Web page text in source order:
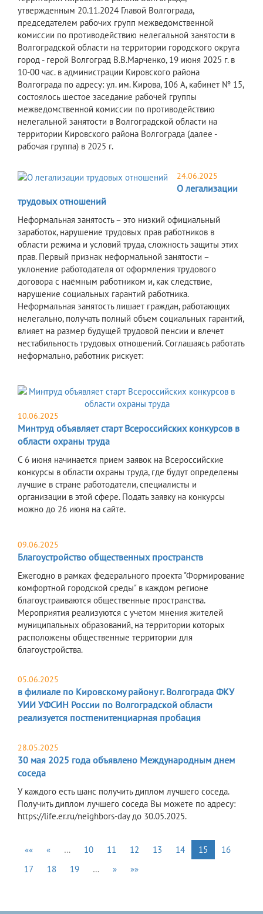
утвержденным 20.11.2024 Главой Волгограда,
председателем рабочих групп межведомственной
комиссии по противодействию нелегальной занятости в
Волгоградской области на территории городского округа
город - герой Волгоград В.В.Марченко, 19 июня 2025 г. в
10-00 час. в администрации Кировского района
Волгограда по адресу: ул. им. Кирова, 106 А, кабинет № 15,
состоялось шестое заседание рабочей группы
межведомственной комиссии по противодействию
нелегальной занятости в Волгоградской области на
территории Кировского района Волгограда (далее -
рабочая группа) в 2025 г.
24.06.2025
О легализации
трудовых отношений
Неформальная занятость – это низкий официальный
заработок, нарушение трудовых прав работников в
области режима и условий труда, сложность защиты этих
прав. Первый признак неформальной занятости –
уклонение работодателя от оформления трудового
договора с наёмным работником и, как следствие,
нарушение социальных гарантий работника.
Неформальная занятость лишает граждан, работающих
нелегально, получать полный объем социальных гарантий,
влияет на размер будущей трудовой пенсии и влечет
нестабильность трудовых отношений. Соглашаясь работать
неформально, работник рискует:
10.06.2025
Минтруд объявляет старт Всероссийских конкурсов в
области охраны труда
С 6 июня начинается прием заявок на Всероссийские
конкурсы в области охраны труда, где будут определены
лучшие в стране работодатели, специалисты и
организации в этой сфере. Подать заявку на конкурсы
можно до 26 июня на сайте.
09.06.2025
Благоустройство общественных пространств
Ежегодно в рамках федерального проекта "Формирование
комфортной городской среды" в каждом регионе
благоустраиваются общественные пространства.
Мероприятия реализуются с учетом мнения жителей
муниципальных образований, на территории которых
расположены общественные территории для
благоустройства.
05.06.2025
в филиале по Кировскому району г. Волгограда ФКУ
УИИ УФСИН России по Волгоградской области
реализуется постпенитенциарная пробация
28.05.2025
30 мая 2025 года объявлено Международным днем
соседа
У каждого есть шанс получить диплом лучшего соседа.
Получить диплом лучшего соседа Вы можете по адресу:
https://life.er.ru/neighbors-day до 30.05.2025.
«« « … 10 11 12 13 14 15
16
17
18 19 … » »»